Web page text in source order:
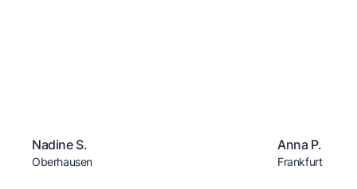
Nadine S.
Oberhausen
Anna P.
Frankfurt